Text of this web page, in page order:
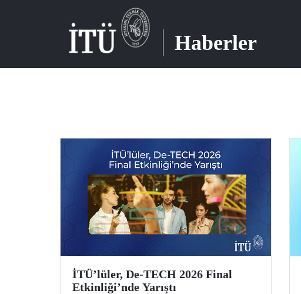
Haberler
İTÜ’lüler, De-TECH 2026 Final
Etkinliği’nde Yarıştı